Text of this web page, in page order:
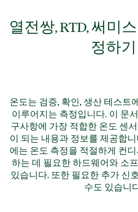
열전쌍, RTD, 써미
정하기
온도는 검증, 확인, 생산 테스트
이루어지는 측정입니다. 이 문
구사항에 가장 적합한 온도 센
이 되는 내용과 정보를 제공합
에는 온도 측정을 적절하게 컨
하는 데 필요한 하드웨어와 소
있습니다. 또한 필요한 추가 신
수도 있습니